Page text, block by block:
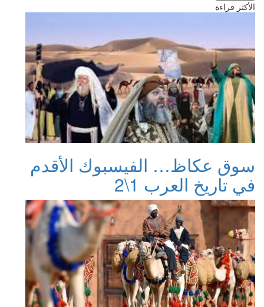
الأكثر قراءة
سوق عكاظ… الفيسبوك الأقدم
في تاريخ العرب 1\2